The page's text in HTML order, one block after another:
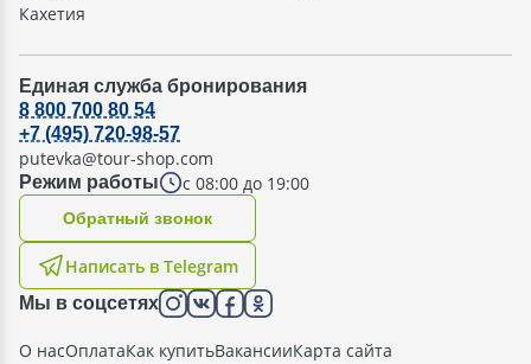
Кахетия
Единая служба бронирования
Режим работы с 08:00 до 19:00
8 800 700 80 54
+7 (495) 720-98-57
putevka@tour-shop.com
Написать в Telegram
Oбратный звонок
Мы в соцсетях
О насОплатаКак купитьВакансииКарта сайта